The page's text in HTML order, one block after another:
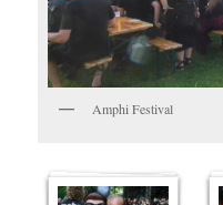
Amphi Festival